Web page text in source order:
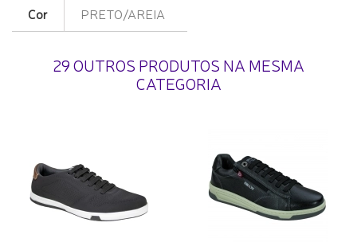
Cor PRETO/AREIA
29 OUTROS PRODUTOS NA MESMA
CATEGORIA